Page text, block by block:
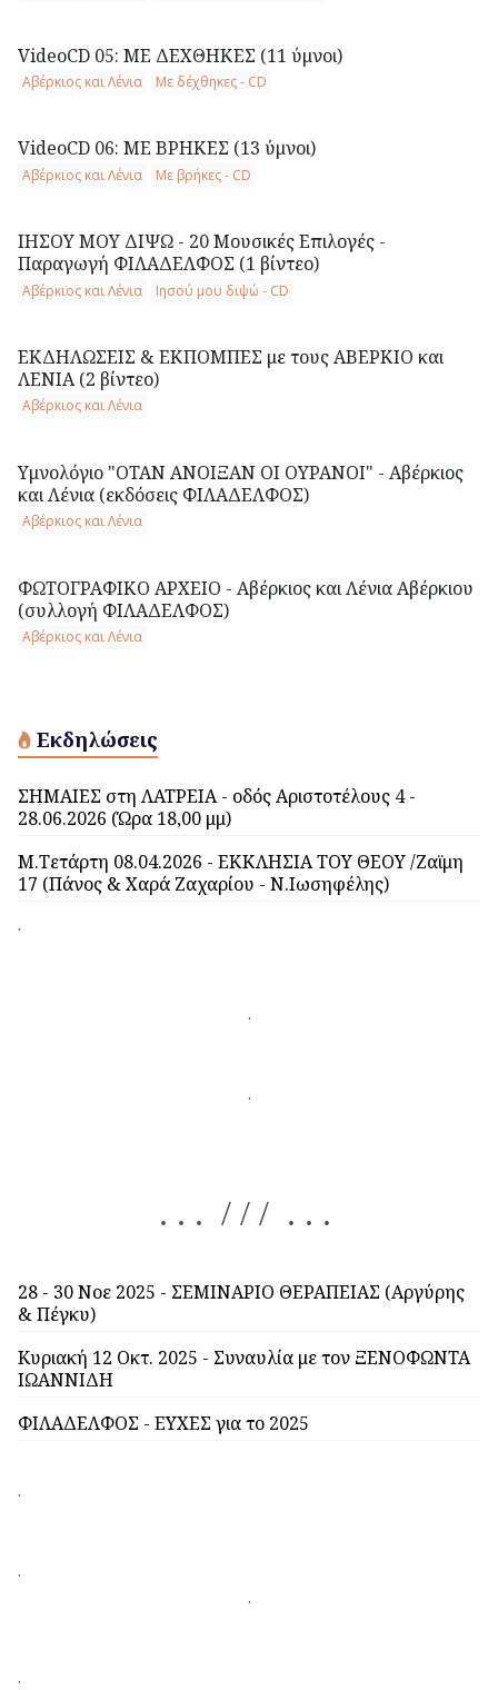
VideoCD 05: ΜΕ ΔΕΧΘΗΚΕΣ (11 ύμνοι)
Αβέρκιος και Λένια Με δέχθηκες - CD
VideoCD 06: ΜΕ ΒΡΗΚΕΣ (13 ύμνοι)
Αβέρκιος και Λένια Με βρήκες - CD
ΙΗΣΟΥ ΜΟΥ ΔΙΨΩ - 20 Μουσικές Επιλογές -
Παραγωγή ΦΙΛΑΔΕΛΦΟΣ (1 βίντεο)
Αβέρκιος και Λένια Ιησού μου διψώ - CD
ΕΚΔΗΛΩΣΕΙΣ & ΕΚΠΟΜΠΕΣ με τους ΑΒΕΡΚΙΟ και
ΛΕΝΙΑ (2 βίντεο)
Αβέρκιος και Λένια
Υμνολόγιο "ΟΤΑΝ ΑΝΟΙΞΑΝ ΟΙ ΟΥΡΑΝΟΙ" - Αβέρκιος
και Λένια (εκδόσεις ΦΙΛΑΔΕΛΦΟΣ)
Αβέρκιος και Λένια
ΦΩΤΟΓΡΑΦΙΚΟ ΑΡΧΕΙΟ - Αβέρκιος και Λένια Αβέρκιου
(συλλογή ΦΙΛΑΔΕΛΦΟΣ)
Αβέρκιος και Λένια
Εκδηλώσεις
ΣΗΜΑΙΕΣ στη ΛΑΤΡΕΙΑ - οδός Αριστοτέλους 4 -
28.06.2026 (Ώρα 18,00 μμ)
Μ.Τετάρτη 08.04.2026 - ΕΚΚΛΗΣΙΑ ΤΟΥ ΘΕΟΥ /Ζαϊμη
17 (Πάνος & Χαρά Ζαχαρίου - Ν.Ιωσηφέλης)
.
.
.
. . . / / / . . .
28 - 30 Νοε 2025 - ΣΕΜΙΝΑΡΙΟ ΘΕΡΑΠΕΙΑΣ (Αργύρης
& Πέγκυ)
Κυριακή 12 Οκτ. 2025 - Συναυλία με τον ΞΕΝΟΦΩΝΤΑ
ΙΩΑΝΝΙΔΗ
ΦΙΛΑΔΕΛΦΟΣ - ΕΥΧΕΣ για το 2025
.
.
.
.